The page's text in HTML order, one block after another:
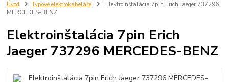
Úvod Typové elektrokabeláže
Elektroinštalácia 7pin Erich Jaeger 737296
MERCEDES-BENZ
Elektroinštalácia 7pin Erich
Jaeger 737296 MERCEDES-BENZ